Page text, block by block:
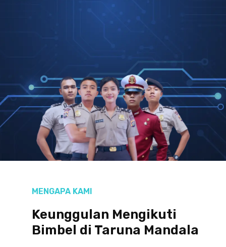
MENGAPA KAMI
Keunggulan Mengikuti
Bimbel di Taruna Mandala